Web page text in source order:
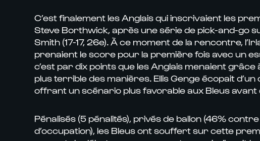
C’est finalement les Anglais qui inscrivaient les
Steve Borthwick, après une série de pick-and-go
Smith (17-17, 26e). À ce moment de la rencontre,
prenaient le score pour la première fois avec un
c’est par dix points que les Anglais menaient grâce
plus terrible des manières. Ellis Genge écopait
offrant un scénario plus favorable aux Bleus
Pénalisés (5 pénalités), privés de ballon (46%
d’occupation), les Bleus ont souffert sur cette